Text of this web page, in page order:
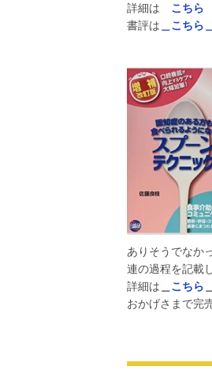
詳細は
こちら
書評は ＿こちら＿
ありそうでなか
連の過程を記載
詳細は
こちら
おかげさまで完